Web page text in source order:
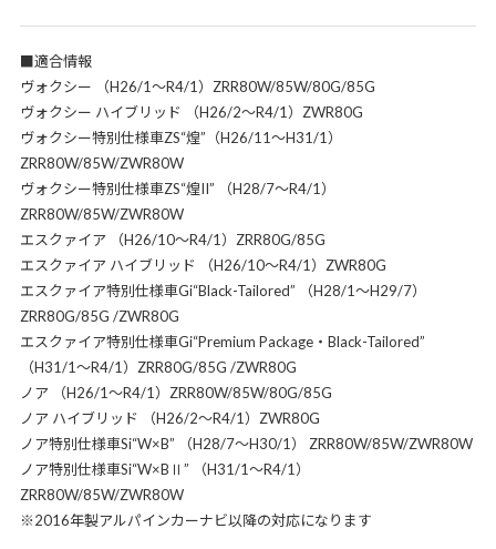
■適合情報
ヴォクシー （H26/1～R4/1）ZRR80W/85W/80G/85G
ヴォクシー ハイブリッド （H26/2～R4/1）ZWR80G
ヴォクシー特別仕様車ZS“煌”（H26/11～H31/1）
ZRR80W/85W/ZWR80W
ヴォクシー特別仕様車ZS“煌II” （H28/7～R4/1）
ZRR80W/85W/ZWR80W
エスクァイア （H26/10～R4/1）ZRR80G/85G
エスクァイア ハイブリッド （H26/10～R4/1）ZWR80G
エスクァイア特別仕様車Gi“Black-Tailored” （H28/1～H29/7）
ZRR80G/85G /ZWR80G
エスクァイア特別仕様車Gi“Premium Package・Black-Tailored”
（H31/1～R4/1）ZRR80G/85G /ZWR80G
ノア （H26/1～R4/1）ZRR80W/85W/80G/85G
ノア ハイブリッド （H26/2～R4/1）ZWR80G
ノア特別仕様車Si“W×B” （H28/7～H30/1） ZRR80W/85W/ZWR80W
ノア特別仕様車Si“W×BⅡ” （H31/1～R4/1）
ZRR80W/85W/ZWR80W
※2016年製アルパインカーナビ以降の対応になります